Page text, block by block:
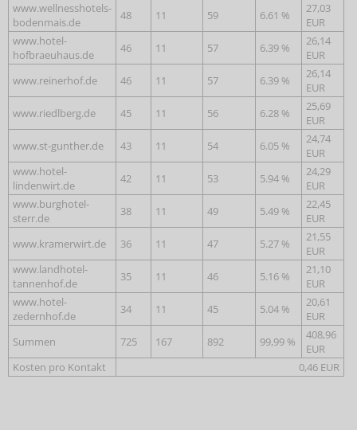
www.wellnesshotels-
bodenmais.de
48 11 59 6.61 %
27,03
EUR
www.hotel-
hofbraeuhaus.de
46 11 57 6.39 %
26,14
EUR
www.reinerhof.de
46 11 57 6.39 %
26,14
EUR
www.riedlberg.de
45 11 56 6.28 %
25,69
EUR
www.st-gunther.de
43 11 54 6.05 %
24,74
EUR
www.hotel-
lindenwirt.de
42 11 53 5.94 %
24,29
EUR
www.burghotel-
sterr.de
38 11 49 5.49 %
22,45
EUR
www.kramerwirt.de
36 11 47 5.27 %
21,55
EUR
www.landhotel-
tannenhof.de
35 11 46 5.16 %
21,10
EUR
www.hotel-
zedernhof.de
34 11 45 5.04 %
20,61
EUR
Summen
725 167 892 99,99 %
408,96
EUR
Kosten pro Kontakt
0,46 EUR